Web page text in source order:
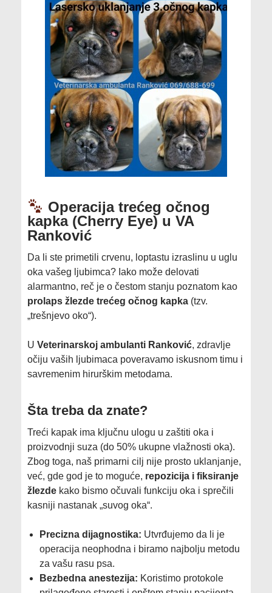
Operacija trećeg očnog
kapka (Cherry Eye) u VA
Ranković
​Da li ste primetili crvenu, loptastu izraslinu u uglu
oka vašeg ljubimca? Iako može delovati
alarmantno, reč je o čestom stanju poznatom kao
prolaps žlezde trećeg očnog kapka(tzv.
„trešnjevo oko“).
​U Veterinarskoj ambulanti Ranković, zdravlje
očiju vaših ljubimaca poveravamo iskusnom timu i
savremenim hirurškim metodama.
​Šta treba da znate?
​Treći kapak ima ključnu ulogu u zaštiti oka i
proizvodnji suza (do 50% ukupne vlažnosti oka).
Zbog toga, naš primarni cilj nije prosto uklanjanje,
već, gde god je to moguće, repozicija i fiksiranje
žlezdekako bismo očuvali funkciju oka i sprečili
kasniji nastanak „suvog oka“.
Precizna dijagnostika: Utvrđujemo da li je
operacija neophodna i biramo najbolju metodu
za vašu rasu psa.
Bezbedna anestezija: Koristimo protokole